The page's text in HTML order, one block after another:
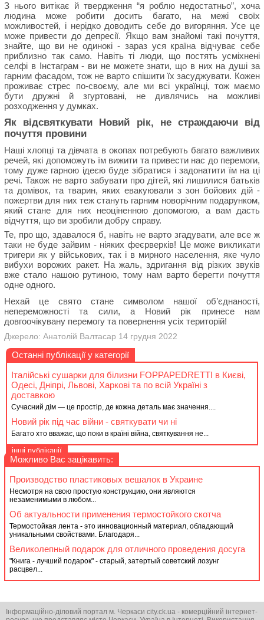
З нього витікає й твердження “я роблю недостатньо”, хоча
людина може робити досить багато, на межі своїх
можливостей, і нерідко доводить себе до вигоряння. Усе це
може привести до депресії. Якщо вам знайомі такі почуття,
знайте, що ви не одинокі - зараз уся країна відчуває себе
приблизно так само. Навіть ті люди, що постять усміхнені
селфі в Інстаграм - ви не можете знати, що в них на душі за
гарним фасадом, тож не варто спішити їх засуджувати. Кожен
проживає стрес по-своєму, але ми всі українці, тож маємо
бути дружні й згуртовані, не дивлячись на можливі
розходження у думках.
Як відсвяткувати Новий рік, не страждаючи від
почуття провини
Наші хлопці та дівчата в окопах потребують багато важливих
речей, які допоможуть їм вижити та привести нас до перемоги,
тому дуже гарною ідеєю буде зібратися і задонатити їм на ці
речі. Також не варто забувати про дітей, які лишилися батьків
та домівок, та тварин, яких евакуювали з зон бойових дій -
пожертви для них теж стануть гарним новорічним подарунком,
який стане для них неоціненною допомогою, а вам дасть
відчуття, що ви зробили добру справу.
Те, про що, здавалося б, навіть не варто згадувати, але все ж
таки не буде зайвим - ніяких феєрверків! Це може викликати
тригери як у військових, так і в мирного населення, яке чуло
вибухи ворожих ракет. На жаль, здригання від різких звуків
вже стало нашою рутиною, тому нам варто берегти почуття
одне одного.
Нехай це свято стане символом нашої об’єднаності,
непереможності та сили, а Новий рік принесе нам
довгоочікувану перемогу та повернення усіх територій!
Джерело: Анатолій Валтасар 14 грудня 2022
Останні публікації у категорії
Італійські сушарки для білизни FOPPAPEDRETTI в Києві,
Одесі, Дніпрі, Львові, Харкові та по всій Україні з
доставкою
Сучасний дім — це простір, де кожна деталь має значення....
Новий рік під час війни - святкувати чи ні
Багато хто вважає, що поки в країні війна, святкування не...
інші публікації
Можливо Вас зацікавить:
Производство пластиковых вешалок в Украине
Несмотря на свою простую конструкцию, они являются
незаменимыми в любом...
Об актуальности применения термостойкого скотча
Термостойкая лента - это инновационный материал, обладающий
уникальными свойствами. Благодаря...
Великолепный подарок для отличного проведения досуга
"Книга - лучший подарок" - старый, затертый советский лозунг
расцвел...
Інформаційно-діловий портал м. Черкаси city.ck.ua - комерційний інтернет-